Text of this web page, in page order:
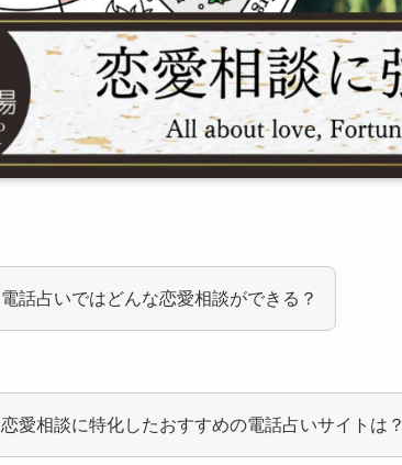
電話占いではどんな恋愛相談ができる？
恋愛相談に特化したおすすめの電話占いサイトは？